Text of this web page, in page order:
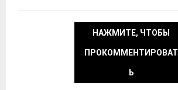
НАЖМИТЕ, ЧТОБЫ
ПРОКОММЕНТИРОВАТ
Ь